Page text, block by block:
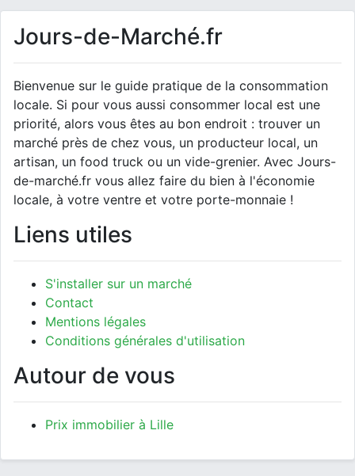
Jours-de-Marché.fr
Bienvenue sur le guide pratique de la consommation
locale. Si pour vous aussi consommer local est une
priorité, alors vous êtes au bon endroit : trouver un
marché près de chez vous, un producteur local, un
artisan, un food truck ou un vide-grenier. Avec Jours-
de-marché.fr vous allez faire du bien à l'économie
locale, à votre ventre et votre porte-monnaie !
Liens utiles
S'installer sur un marché
Contact
Mentions légales
Conditions générales d'utilisation
Autour de vous
Prix immobilier à Lille